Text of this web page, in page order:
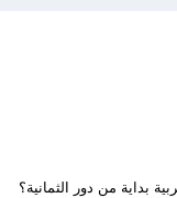
بداية من دور الثمانية؟